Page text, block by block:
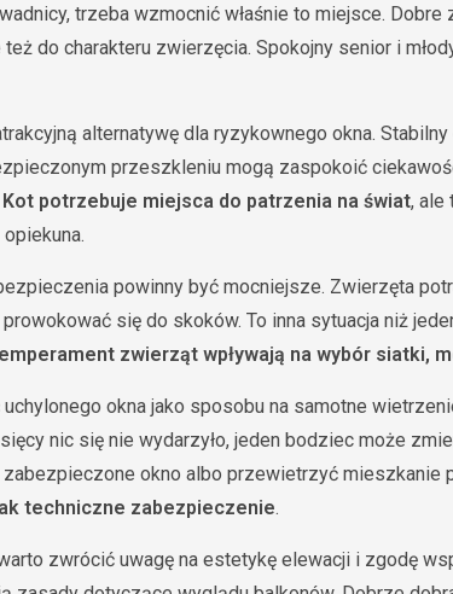
trzeba wzmocnić właśnie to miejsce.
do charakteru zwierzęcia. Spokojny senior i
alternatywę dla ryzykownego okna. Stabilny
przeszkleniu mogą zaspokoić
Kot potrzebuje miejsca do patrzenia na świat, ale
powinny być mocniejsze. Zwierzęta
się do skoków. To inna sytuacja niż
zwierząt wpływają na wybór siatki,
okna jako sposobu na samotne
nic się nie wydarzyło, jeden bodziec może
okno albo przewietrzyć mieszkanie
techniczne zabezpieczenie.
zwrócić uwagę na estetykę elewacji i zgodę